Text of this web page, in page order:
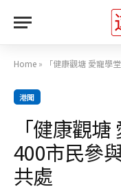
Home » 「健康觀塘 愛寵學
港聞
「健康觀
400市民參
共處